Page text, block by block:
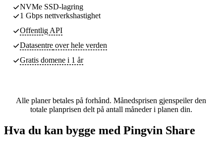
NVMe SSD-lagring
1 Gbps nettverkshastighet
Offentlig API
Datasentre over hele verden
Gratis domene i 1 år
Alle planer betales på forhånd. Månedsprisen gjenspeiler den
totale planprisen delt på antall måneder i planen din.
Hva du kan bygge med Pingvin Share